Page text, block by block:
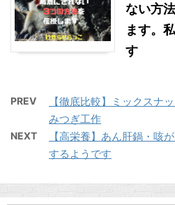
ない方
ます。
す
PREV
【徹底比較】ミックスナ
みつぎ工作
NEXT
【高栄養】あん肝鍋・咳
するようです